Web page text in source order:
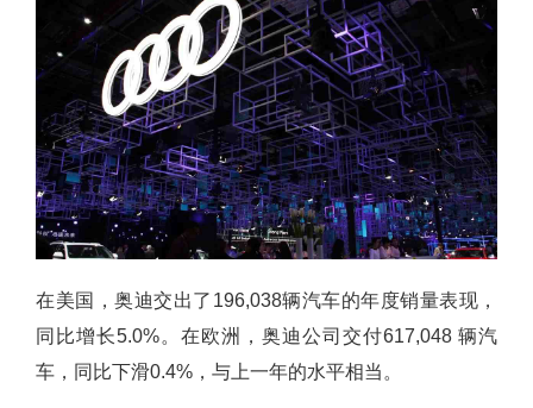
在美国，奥迪交出了196,038辆汽车的年度销量表现，
同比增长5.0%。在欧洲，奥迪公司交付617,048 辆汽
车，同比下滑0.4%，与上一年的水平相当。